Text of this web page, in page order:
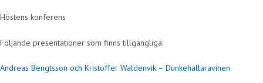
Höstens konferens
Följande presentationer som finns tillgängliga:
Andreas Bengtsson och Kristoffer Waldenvik – Dunkehallaravinen